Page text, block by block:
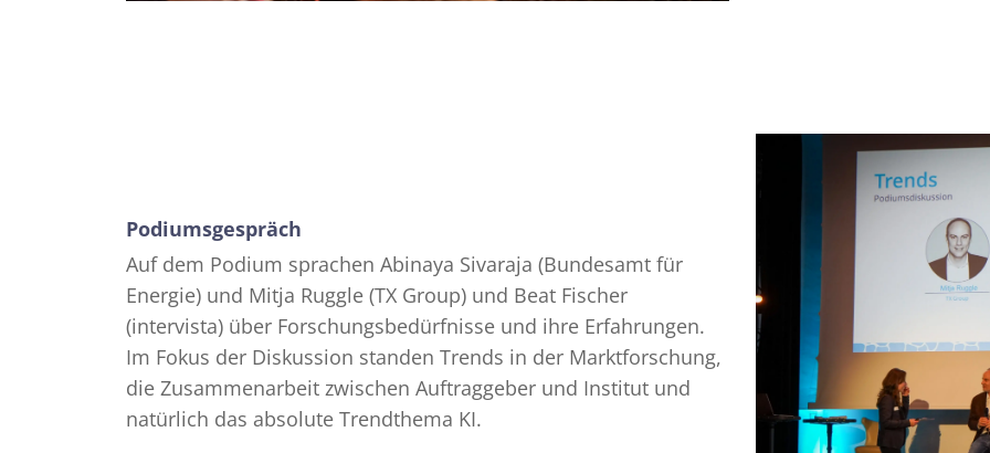
Podiumsgespräch
Auf dem Podium sprachen Abinaya Sivaraja (Bundesamt für
Energie) und Mitja Ruggle (TX Group) und Beat Fischer
(intervista) über Forschungsbedürfnisse und ihre Erfahrungen.
Im Fokus der Diskussion standen Trends in der Marktforschung,
die Zusammenarbeit zwischen Auftraggeber und Institut und
natürlich das absolute Trendthema KI.